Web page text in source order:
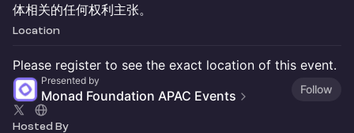
体相关的任何权利主张。
Location
Please register to see the exact location of this event.
Presented by
Monad Foundation APAC Events Follow
Hosted By